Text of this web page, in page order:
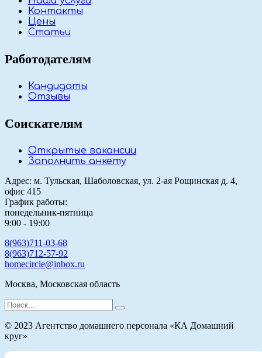
Контакты
Цены
Статьи
Работодателям
Кандидаты
Отзывы
Соискателям
Открытые вакансии
Заполнить анкету
Адрес: м. Тульская, Шаболовская, ул. 2-ая Рощинская д. 4,
офис 415
График работы:
понедельник-пятница
9:00 - 19:00
8(963)711-03-68
8(963)712-57-92
homecircle@inbox.ru
Москва, Московская область
Search
for:
© 2023 Агентство домашнего персонала «КА Домашний
круг»